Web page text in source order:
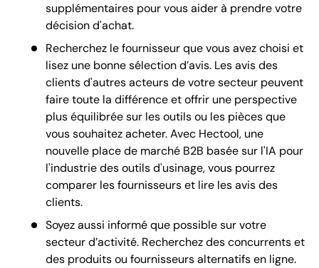
supplémentaires pour vous aider à prendre votre
décision d'achat.
Recherchez le fournisseur que vous avez choisi et
lisez une bonne sélection d’avis. Les avis des
clients d'autres acteurs de votre secteur peuvent
faire toute la différence et offrir une perspective
plus équilibrée sur les outils ou les pièces que
vous souhaitez acheter. Avec Hectool, une
nouvelle place de marché B2B basée sur l'IA pour
l'industrie des outils d'usinage, vous pourrez
comparer les fournisseurs et lire les avis des
clients.
Soyez aussi informé que possible sur votre
secteur d’activité. Recherchez des concurrents et
des produits ou fournisseurs alternatifs en ligne.